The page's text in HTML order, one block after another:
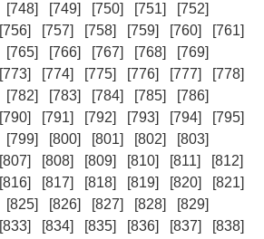
[748] [749] [750] [751]
[752]
[756] [757] [758] [759] [760]
[761]
[765] [766] [767] [768]
[769]
[773] [774] [775] [776] [777]
[778]
[782] [783] [784] [785]
[786]
[790] [791] [792] [793] [794]
[795]
[799] [800] [801] [802]
[803]
[807] [808] [809] [810] [811]
[812]
[816] [817] [818] [819] [820]
[821]
[825] [826] [827] [828]
[829]
[833] [834] [835] [836] [837]
[838]